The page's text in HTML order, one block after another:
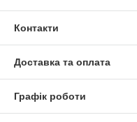
Контакти
Доставка та оплата
Графік роботи